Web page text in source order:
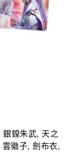
銀鍠朱武, 天之
雲徽子,劍布衣,